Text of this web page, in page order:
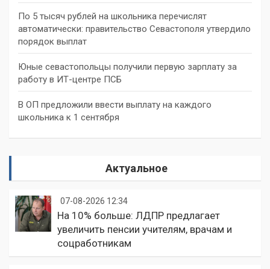
По 5 тысяч рублей на школьника перечислят
автоматически: правительство Севастополя утвердило
порядок выплат
Юные севастопольцы получили первую зарплату за
работу в ИТ-центре ПСБ
В ОП предложили ввести выплату на каждого
школьника к 1 сентября
Актуальное
07-08-2026 12:34
На 10% больше: ЛДПР предлагает
увеличить пенсии учителям, врачам и
соцработникам